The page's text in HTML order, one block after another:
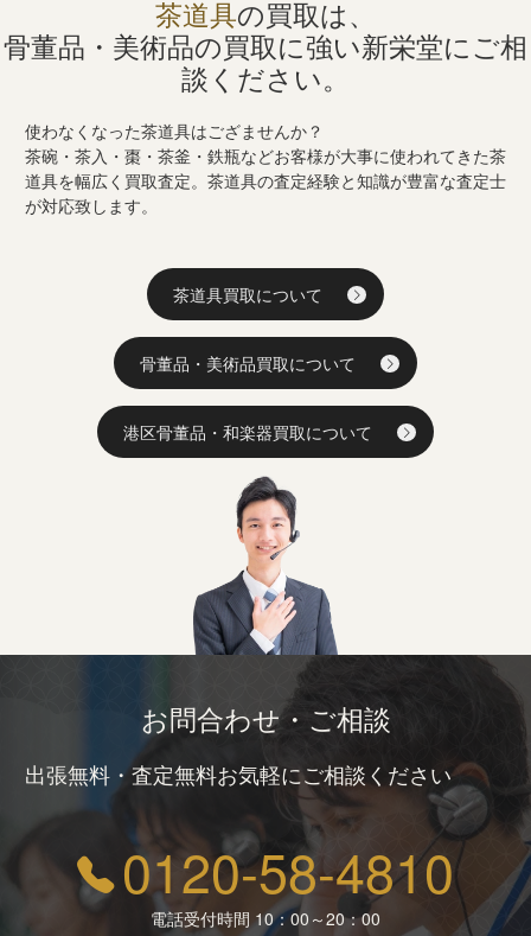
茶道具の買取は、
骨董品・美術品の買取に強い新栄堂にご相
談ください。
使わなくなった茶道具はござませんか？
茶碗・茶入・棗・茶釜・鉄瓶などお客様が大事に使われてきた茶
道具を幅広く買取査定。茶道具の査定経験と知識が豊富な査定士
が対応致します。
茶道具買取について
骨董品・美術品買取について
港区骨董品・和楽器買取について
お問合わせ・ご相談
出張無料・査定無料お気軽にご相談ください
0120-58-4810
電話受付時間 10：00～20：00